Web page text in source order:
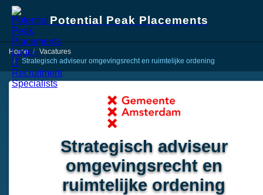
Potential Peak Placements
Home
Vacatures
Strategisch adviseur omgevingsrecht en ruimtelijke ordening
Strategisch adviseur
omgevingsrecht en
ruimtelijke ordening